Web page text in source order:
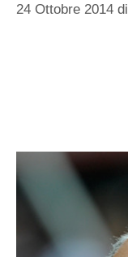
24 Ottobre 2014 di